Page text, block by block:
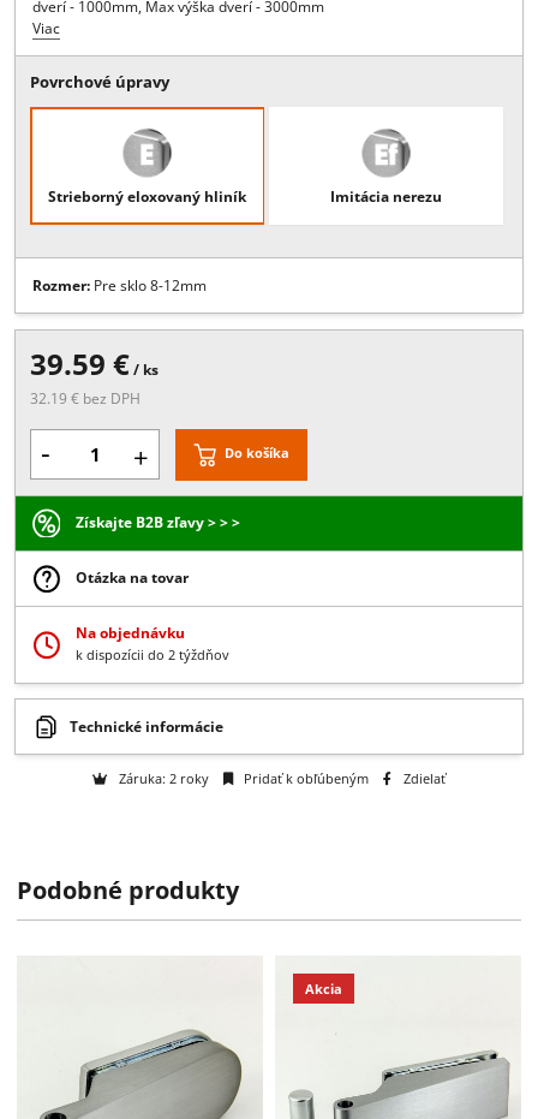
Popis:
zárubne s montážnou platňou pre sklenené dvere., Možnosť
nastavenia., Pre sklo 8 - 12 mm., Súčasťou je montážny materiál -
dverí - 1000mm, Max výška dverí - 3000mm
Povrchové úpravy
Strieborný eloxovaný hliník Imitácia nerezu
Rozmer:Pre sklo 8-12mm
39.59 €/ ks
32.19 € bez DPH
- +
Získajte B2B zľavy > > >
Otázka na tovar
Technické informácie
Pridať k obľúbeným
Podobné produkty
Akcia